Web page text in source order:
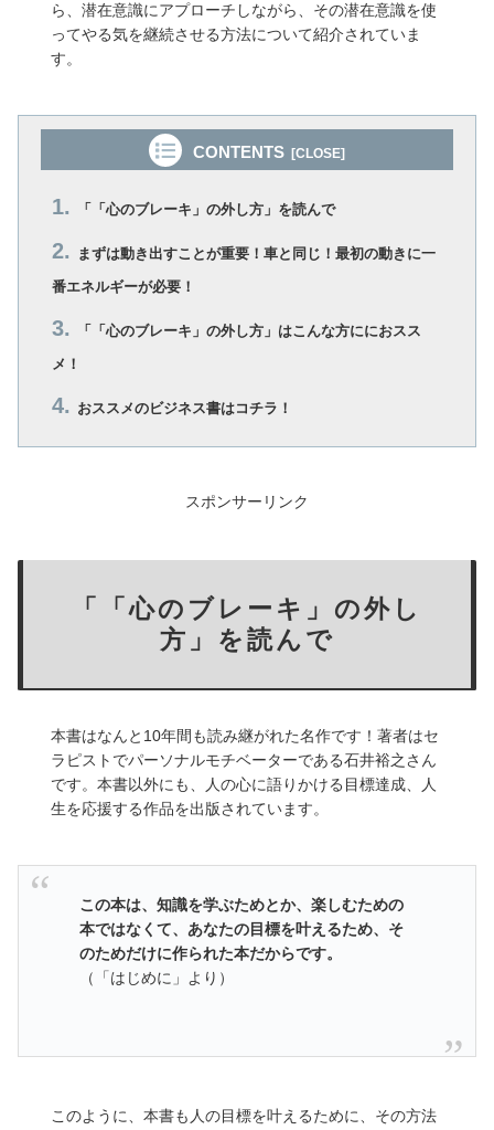
ら、潜在意識にアプローチしながら、その潜在意識を使
ってやる気を継続させる方法について紹介されていま
す。
CONTENTS
「「心のブレーキ」の外し方」を読んで
まずは動き出すことが重要！車と同じ！最初の動きに一
番エネルギーが必要！
「「心のブレーキ」の外し方」はこんな方ににおスス
メ！
おススメのビジネス書はコチラ！
スポンサーリンク
「「心のブレーキ」の外し
方」を読んで
本書はなんと10年間も読み継がれた名作です！著者はセ
ラピストでパーソナルモチベーターである石井裕之さん
です。本書以外にも、人の心に語りかける目標達成、人
生を応援する作品を出版されています。
この本は、知識を学ぶためとか、楽しむための
本ではなくて、あなたの目標を叶えるため、そ
のためだけに作られた本だからです。
（「はじめに」より）
このように、本書も人の目標を叶えるために、その方法